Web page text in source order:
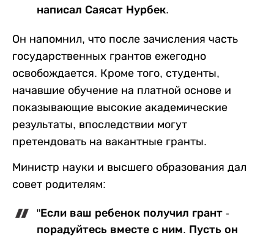
написал Саясат Нурбек.
Он напомнил, что после зачисления часть
государственных грантов ежегодно
освобождается. Кроме того, студенты,
начавшие обучение на платной основе и
показывающие высокие академические
результаты, впоследствии могут
претендовать на вакантные гранты.
Министр науки и высшего образования дал
совет родителям:
"Если ваш ребенок получил грант -
порадуйтесь вместе с ним. Пусть он